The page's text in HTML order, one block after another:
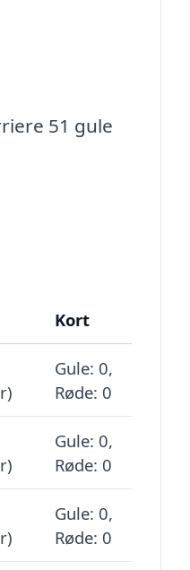
51 gule
Kort
Gule: 0,
Røde: 0
Gule: 0,
Røde: 0
Gule: 0,
Røde: 0